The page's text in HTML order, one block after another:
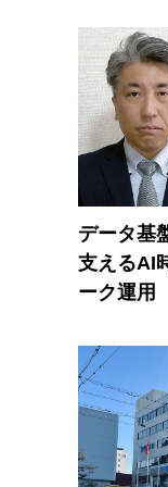
データ基
支えるAI
ーク運用